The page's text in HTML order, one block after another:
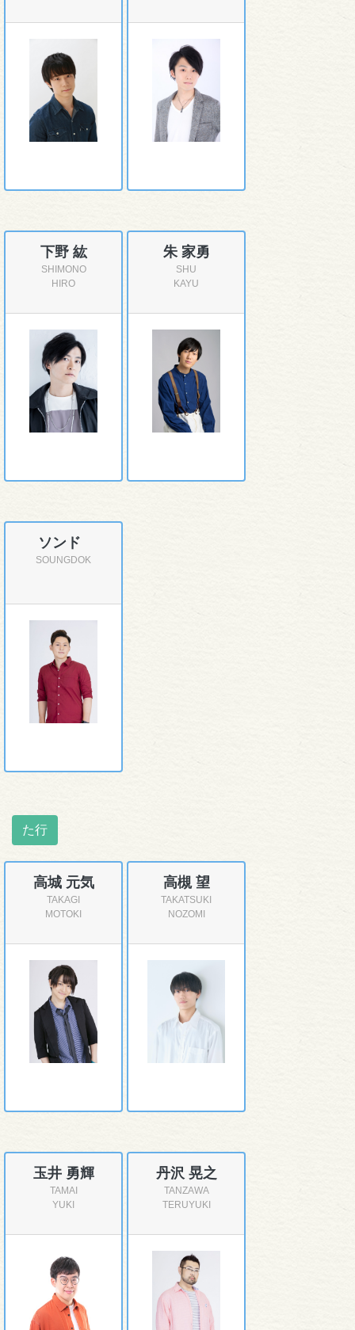
下野 紘
SHIMONO
HIRO
朱 家勇
SHU
KAYU
ソンド
SOUNGDOK
た行
高城 元気
TAKAGI
MOTOKI
高槻 望
TAKATSUKI
NOZOMI
玉井 勇輝
TAMAI
YUKI
丹沢 晃之
TANZAWA
TERUYUKI